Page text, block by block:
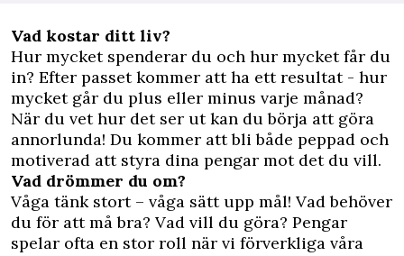
Vad kostar ditt liv?
Hur mycket spenderar du och hur mycket får du
in? Efter passet kommer att ha ett resultat - hur
mycket går du plus eller minus varje månad?
När du vet hur det ser ut kan du börja att göra
annorlunda! Du kommer att bli både peppad och
motiverad att styra dina pengar mot det du vill.
Vad drömmer du om?
Våga tänk stort – våga sätt upp mål! Vad behöver
du för att må bra? Vad vill du göra? Pengar
spelar ofta en stor roll när vi förverkliga våra